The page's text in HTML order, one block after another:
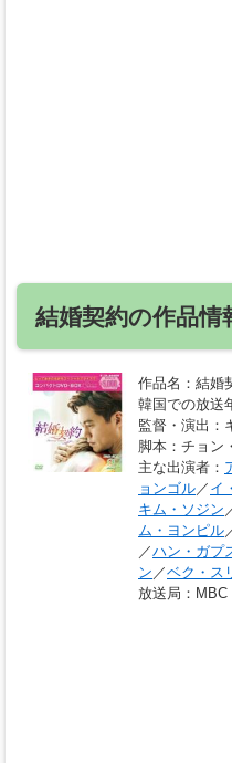
結婚契約の作品情
作品名 ：結婚
韓国での放送
監督・演出 ：
脚本 ：チョン
主な出演者 ：
ョンゴル／ イ
キム・ソジン
ム・ヨンピル
／ハン・ガプ
ン ／ベク・ス
放送局 ：MBC